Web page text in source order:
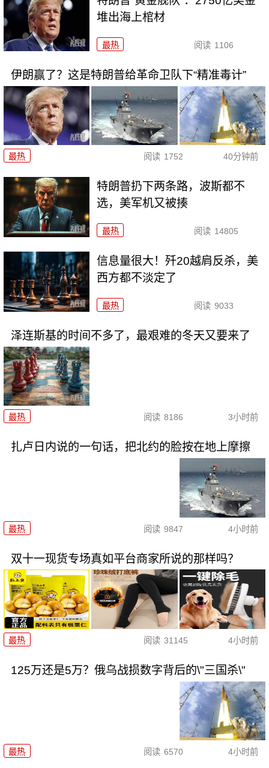
堆出海上棺材
最热 阅读 1106
伊朗赢了？这是特朗普给革命卫队下“精准毒计”
最热 阅读 1752 40分钟前
特朗普扔下两条路，波斯都不
选，美军机又被揍
最热 阅读 14805
信息量很大！歼20越肩反杀，美
西方都不淡定了
最热 阅读 9033
泽连斯基的时间不多了，最艰难的冬天又要来了
最热 阅读 8186 3小时前
扎卢日内说的一句话，把北约的脸按在地上摩擦
最热 阅读 9847 4小时前
双十一现货专场真如平台商家所说的那样吗？
最热 阅读 31145 4小时前
125万还是5万？俄乌战损数字背后的\"三国杀\"
最热 阅读 6570 4小时前